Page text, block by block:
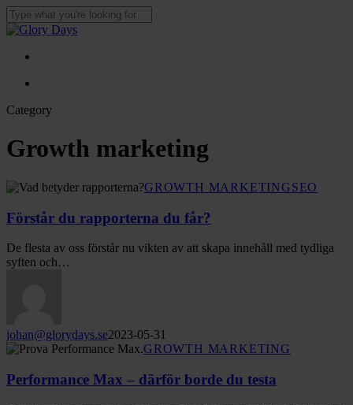
Skip
to
content
Close
Menu
Category
Growth marketing
Förstår
rapporterna
du
får?
GROWTH MARKETINGSEO
Förstår du rapporterna du får?
De flesta av oss förstår nu vikten av att skapa innehåll med tydliga
syften och…
johan@glorydays.se2023-05-31
Performance
–
därför
GROWTH MARKETING
Performance Max – därför borde du testa